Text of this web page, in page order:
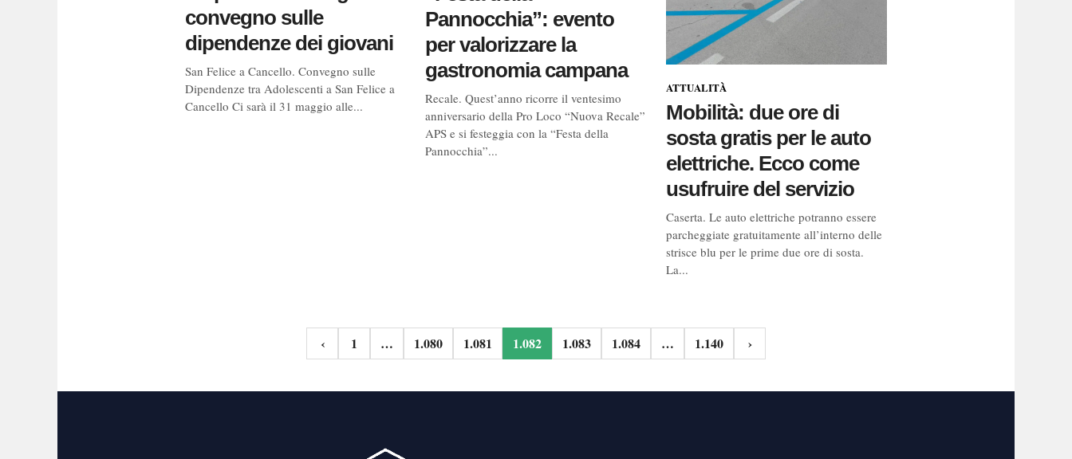
convegno sulle
dipendenze dei giovani
San Felice a Cancello. Convegno sulle
Dipendenze tra Adolescenti a San Felice a
Cancello Ci sarà il 31 maggio alle...
Pannocchia”: evento
per valorizzare la
gastronomia campana
Recale. Quest’anno ricorre il ventesimo
anniversario della Pro Loco “Nuova Recale”
APS e si festeggia con la “Festa della
Pannocchia”...
ATTUALITÀ
Mobilità: due ore di
sosta gratis per le auto
elettriche. Ecco come
usufruire del servizio
Caserta. Le auto elettriche potranno essere
parcheggiate gratuitamente all’interno delle
strisce blu per le prime due ore di sosta.
La...
Navigazione
articoli
‹ 1 … 1.080 1.081 1.082 1.083 1.084 … 1.140 ›